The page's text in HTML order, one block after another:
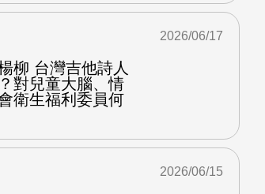
柳 台灣吉他詩人
對兒童大腦、情
衛生福利委員何
2026/06/17
2026/06/15